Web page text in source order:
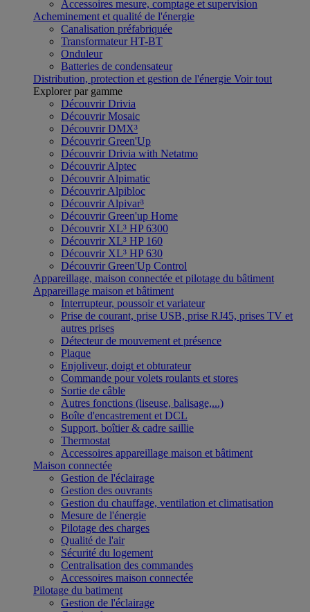
Accessoires mesure, comptage et supervision
Acheminement et qualité de l'énergie
Canalisation préfabriquée
Transformateur HT-BT
Onduleur
Batteries de condensateur
Distribution, protection et gestion de l'énergie Voir tout
Explorer par gamme
Découvrir Drivia
Découvrir Mosaic
Découvrir DMX³
Découvrir Green'Up
Découvrir Drivia with Netatmo
Découvrir Alptec
Découvrir Alpimatic
Découvrir Alpibloc
Découvrir Alpivar³
Découvrir Green'up Home
Découvrir XL³ HP 6300
Découvrir XL³ HP 160
Découvrir XL³ HP 630
Découvrir Green'Up Control
Appareillage, maison connectée et pilotage du bâtiment
Appareillage maison et bâtiment
Interrupteur, poussoir et variateur
Prise de courant, prise USB, prise RJ45, prises TV et
autres prises
Détecteur de mouvement et présence
Plaque
Enjoliveur, doigt et obturateur
Commande pour volets roulants et stores
Sortie de câble
Autres fonctions (liseuse, balisage,...)
Boîte d'encastrement et DCL
Support, boîtier & cadre saillie
Thermostat
Accessoires appareillage maison et bâtiment
Maison connectée
Gestion de l'éclairage
Gestion des ouvrants
Gestion du chauffage, ventilation et climatisation
Mesure de l'énergie
Pilotage des charges
Qualité de l'air
Sécurité du logement
Centralisation des commandes
Accessoires maison connectée
Pilotage du batiment
Gestion de l'éclairage